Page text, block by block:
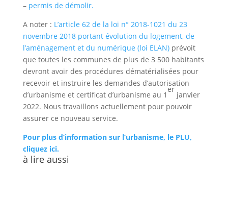
– permis de démolir.
A noter : L’article 62 de la loi n° 2018-1021 du 23
novembre 2018 portant évolution du logement, de
l’aménagement et du numérique (loi ELAN)prévoit
que toutes les communes de plus de 3 500 habitants
devront avoir des procédures dématérialisées pour
recevoir et instruire les demandes d’autorisation
d’urbanisme et certificat d’urbanisme au 1
er
janvier
2022. Nous travaillons actuellement pour pouvoir
assurer ce nouveau service.
Pour plus d’information sur l’urbanisme, le PLU,
cliquez ici.
à lire aussi
Portail
Signaler